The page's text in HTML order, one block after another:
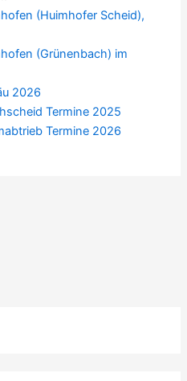
(Huimhofer Scheid),
(Grünenbach) im
2026
Termine 2025
Termine 2026